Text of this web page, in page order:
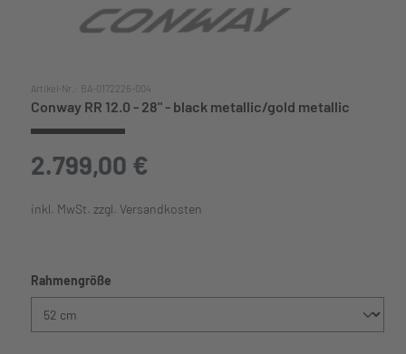
Artikel-Nr.: BA-0172226-004
Conway RR 12.0 - 28" - black metallic/gold metallic
2.799,00 €
inkl. MwSt. zzgl. Versandkosten
Rahmengröße